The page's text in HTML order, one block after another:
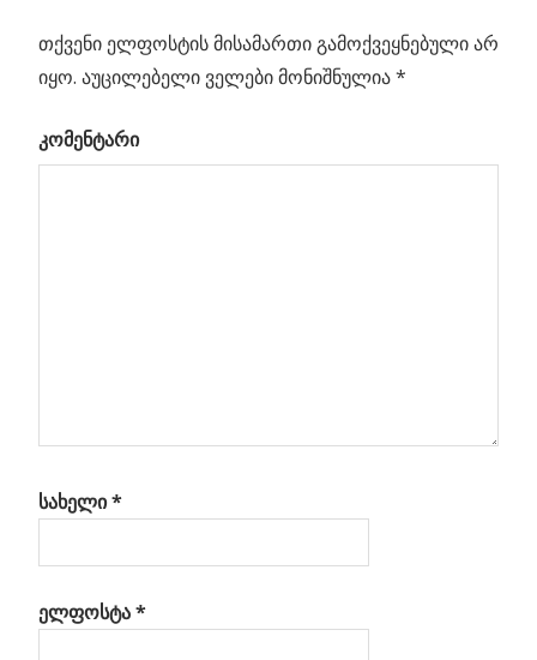
ნავიგაცია
თქვენი ელფოსტის მისამართი გამოქვეყნებული არ
იყო. აუცილებელი ველები მონიშნულია*
კომენტარი
სახელი*
ელფოსტა*